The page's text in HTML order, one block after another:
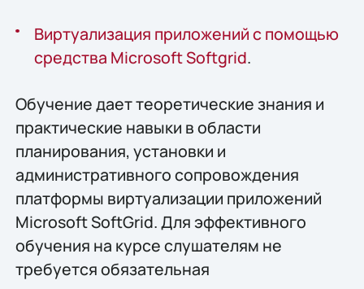
Виртуализация приложений с помощью
средства Microsoft Softgrid.
Обучение дает теоретические знания и
практические навыки в области
планирования, установки и
административного сопровождения
платформы виртуализации приложений
Microsoft SoftGrid. Для эффективного
обучения на курсе слушателям не
требуется обязательная